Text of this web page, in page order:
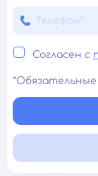
Согласен с
*Обязательные